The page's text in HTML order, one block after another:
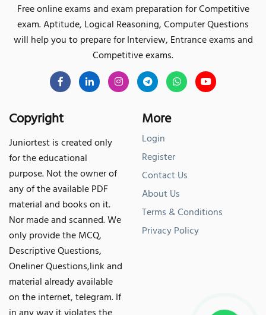
Free online exams and exam preparation for Competitive
exam. Aptitude, Logical Reasoning, Computer Questions
will help you to prepare for Interview, Entrance exams and
Competitive exams.
Copyright
Juniortest is created only
for the educational
purpose. Not the owner of
any of the available PDF
material and books on it.
Nor made and scanned. We
only provide the MCQ,
Descriptive Questions,
Oneliner Questions,link and
material already available
on the internet, telegram. If
in any way it violates the
More
Login
Register
Contact Us
About Us
Terms & Conditions
Privacy Policy